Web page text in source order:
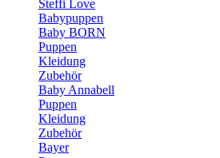
Steffi Love
Babypuppen
Baby BORN
Puppen
Kleidung
Zubehör
Baby Annabell
Puppen
Kleidung
Zubehör
Bayer